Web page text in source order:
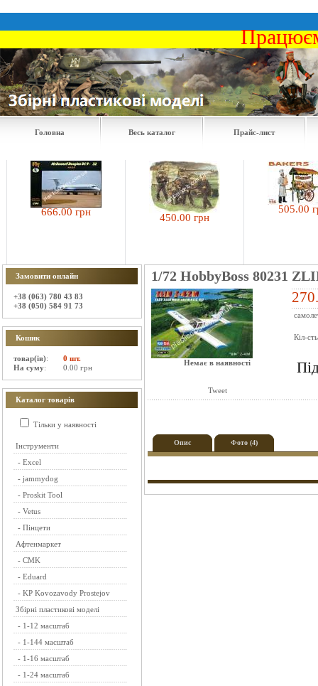
Головна Весь каталог Прайс-лист
666.00 грн 450.00 грн
505.00 грн
Замовити онлайн
+38 (063) 780 43 83
+38 (050) 584 91 73
Кошик
товар(ів):
0 шт.
На суму: 0.00 грн
Каталог товарів
Тільки у наявності
Інструменти
- Excel
- jammydog
- Proskit Tool
- Vetus
- Пінцети
Афтенмаркет
- CMK
- Eduard
- KP Kovozavody Prostejov
Збірні пластикові моделі
- 1-12 масштаб
- 1-144 масштаб
- 1-16 масштаб
- 1-24 масштаб
1/72 HobbyBoss 80231
Немає в наявності
Tweet
Кіл-
Опис Фото (4)